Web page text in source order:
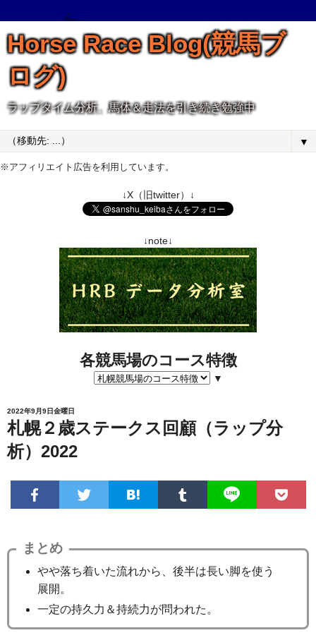
Horse Race Blog(競馬ブ
ログ)
ラップタイム分析、馬体＆走法を引き続き勉強中
▼
※アフィリエイト広告を利用しています。
↓X（旧twitter）↓
↓note↓
各競馬場のコース特徴
▼
2022年9月9日金曜日
札幌２歳ステークス回顧（ラップ分
析）2022
まとめ
やや落ち着いた流れから、後半は長い脚を使う
展開。
一定の持久力＆持続力が問われた。